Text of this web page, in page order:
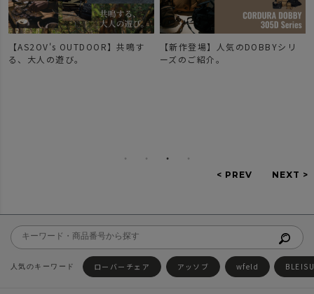
【新作登場】人気のDOBBYシリ
ーズのご紹介。
【新作】ビジネス・レジャーどち
らのシーンにも、BLEISUREシリ
ローバーチェア アッソブ wfeld